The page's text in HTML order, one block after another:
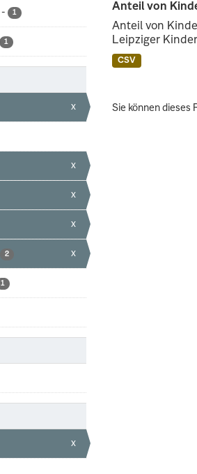
- 1
1
x
x
x
x
2 x
1
x
Anteil von
Anteil von
Leipziger
CSV
Sie können dieses